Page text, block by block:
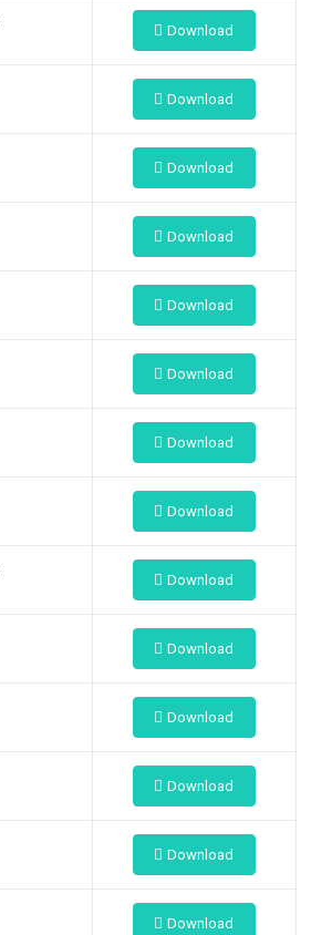
Download
Download
Download
Download
Download
Download
Download
Download
Download
Download
Download
Download
Download
Download